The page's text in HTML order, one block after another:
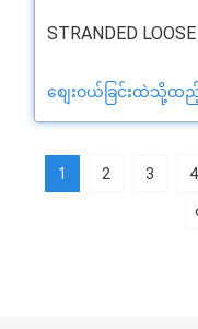
STRANDED
စျေးဝယ်ခြင်းထဲသို့
1 2 3 4